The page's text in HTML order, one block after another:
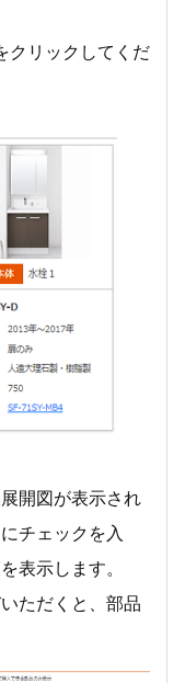
クリックしてくだ
開図が表示され
チェックを入
表示します。
ただくと、部品